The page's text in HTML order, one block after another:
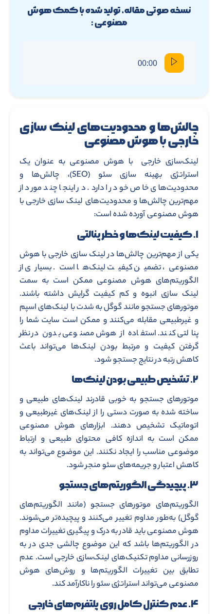
نسخه صوتی مقاله، تولید شده با کمک هوش
مصنوعی :
00:00
چالش‌ها و محدودیت‌های لینک سازی
خارجی با هوش مصنوعی
لینک‌سازی خارجی با هوش مصنوعی به عنوان یک
استراتژی بهینه ‌سازی سئو (SEO)، چالش‌ها و
محدودیت‌های خاص خود را دارد. در اینجا چند مورد از
مهم‌ترین چالش‌ها و محدودیت‌های لینک سازی خارجی با
هوش مصنوعی آورده شده است:
۱. کیفیت لینک‌ها و خطر پنالتی
یکی از مهم‌ترین چالش‌ها در لینک ‌سازی خارجی با هوش
مصنوعی، تضمین کیفیت لینک‌ها است. بسیاری از
الگوریتم‌های هوش مصنوعی ممکن است به سمت
لینک ‌سازی انبوه و کم‌ کیفیت گرایش داشته باشند.
موتورهای جستجو مانند گوگل به شدت با لینک‌های اسپم
و غیرطبیعی مقابله می‌کنند و ممکن است سایت شما را
پنالتی کنند. استفاده از هوش مصنوعی بدون در نظر
گرفتن کیفیت و مرتبط بودن لینک‌ها می‌تواند باعث
کاهش رتبه در نتایج جستجو شود.
۲. تشخیص طبیعی بودن لینک‌ها
موتورهای جستجو به خوبی قادرند لینک‌های طبیعی و
ساخته شده به ‌صورت دستی را از لینک‌های غیرطبیعی و
اتوماتیک تشخیص دهند. ابزارهای هوش مصنوعی
ممکن است به اندازه کافی محتوای طبیعی و ارتباط
موضوعی مناسب را ایجاد نکنند. این موضوع می‌تواند به
کاهش اعتبار و جریمه‌های سئو منجر شود.
۳. پیچیدگی الگوریتم‌های جستجو
الگوریتم‌های موتورهای جستجو (مانند الگوریتم‌های
گوگل) به‌طور مداوم تغییر می‌کنند و پیچیده‌تر می‌شوند.
هوش مصنوعی باید قادر به درک و پیگیری تغییرات مداوم
در الگوریتم‌ها باشد که این موضوع چالشی جدی در به
‌روزرسانی مداوم تکنیک‌های لینک‌سازی خارجی است. عدم
تطابق بین تغییرات الگوریتم‌ها و روش‌های هوش
مصنوعی می‌تواند استراتژی سئو را ناکارآمد کند.
۴. عدم کنترل کامل روی پلتفرم‌های خارجی